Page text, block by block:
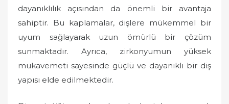
dayanıklılık açısından da önemli bir avantaja
sahiptir. Bu kaplamalar, dişlere mükemmel bir
uyum sağlayarak uzun ömürlü bir çözüm
sunmaktadır. Ayrıca, zirkonyumun yüksek
mukavemeti sayesinde güçlü ve dayanıklı bir diş
yapısı elde edilmektedir.